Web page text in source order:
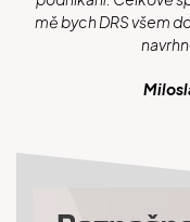
mě bych DRS všem